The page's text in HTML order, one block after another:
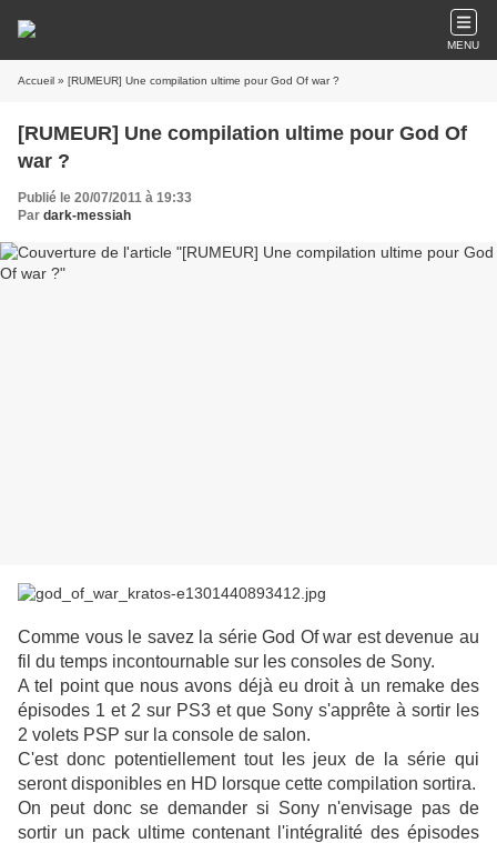
MENU
Accueil » [RUMEUR] Une compilation ultime pour God Of war ?
[RUMEUR] Une compilation ultime pour God Of
war ?
Publié le 20/07/2011 à 19:33
Par dark-messiah
Comme vous le savez la série God Of war est devenue au
fil du temps incontournable sur les consoles de Sony.
A tel point que nous avons déjà eu droit à un remake des
épisodes 1 et 2 sur PS3 et que Sony s'apprête à sortir les
2 volets PSP sur la console de salon.
C'est donc potentiellement tout les jeux de la série qui
seront disponibles en HD lorsque cette compilation sortira.
On peut donc se demander si Sony n'envisage pas de
sortir un pack ultime contenant l'intégralité des épisodes